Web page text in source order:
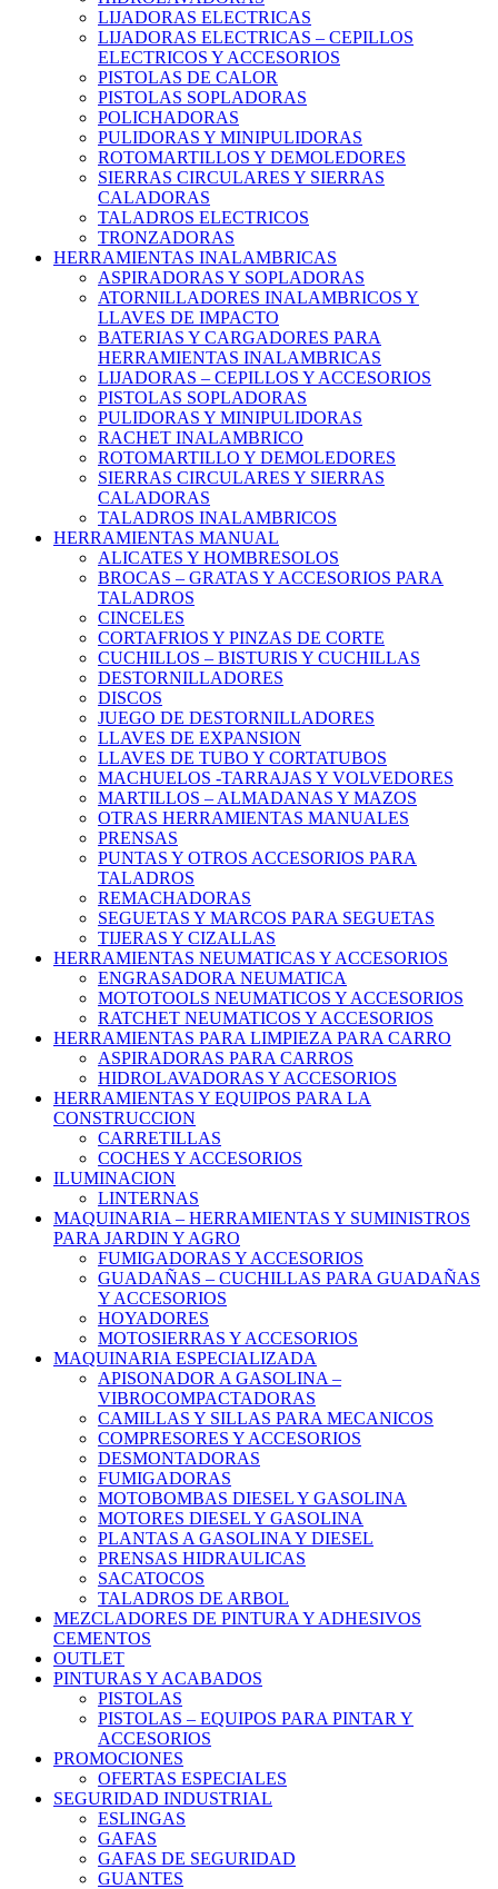
LIJADORAS ELECTRICAS
LIJADORAS ELECTRICAS – CEPILLOS
ELECTRICOS Y ACCESORIOS
PISTOLAS DE CALOR
PISTOLAS SOPLADORAS
POLICHADORAS
PULIDORAS Y MINIPULIDORAS
ROTOMARTILLOS Y DEMOLEDORES
SIERRAS CIRCULARES Y SIERRAS
CALADORAS
TALADROS ELECTRICOS
TRONZADORAS
HERRAMIENTAS INALAMBRICAS
ASPIRADORAS Y SOPLADORAS
ATORNILLADORES INALAMBRICOS Y
LLAVES DE IMPACTO
BATERIAS Y CARGADORES PARA
HERRAMIENTAS INALAMBRICAS
LIJADORAS – CEPILLOS Y ACCESORIOS
PISTOLAS SOPLADORAS
PULIDORAS Y MINIPULIDORAS
RACHET INALAMBRICO
ROTOMARTILLO Y DEMOLEDORES
SIERRAS CIRCULARES Y SIERRAS
CALADORAS
TALADROS INALAMBRICOS
HERRAMIENTAS MANUAL
ALICATES Y HOMBRESOLOS
BROCAS – GRATAS Y ACCESORIOS PARA
TALADROS
CINCELES
CORTAFRIOS Y PINZAS DE CORTE
CUCHILLOS – BISTURIS Y CUCHILLAS
DESTORNILLADORES
DISCOS
JUEGO DE DESTORNILLADORES
LLAVES DE EXPANSION
LLAVES DE TUBO Y CORTATUBOS
MACHUELOS -TARRAJAS Y VOLVEDORES
MARTILLOS – ALMADANAS Y MAZOS
OTRAS HERRAMIENTAS MANUALES
PRENSAS
PUNTAS Y OTROS ACCESORIOS PARA
TALADROS
REMACHADORAS
SEGUETAS Y MARCOS PARA SEGUETAS
TIJERAS Y CIZALLAS
HERRAMIENTAS NEUMATICAS Y ACCESORIOS
ENGRASADORA NEUMATICA
MOTOTOOLS NEUMATICOS Y ACCESORIOS
RATCHET NEUMATICOS Y ACCESORIOS
HERRAMIENTAS PARA LIMPIEZA PARA CARRO
ASPIRADORAS PARA CARROS
HIDROLAVADORAS Y ACCESORIOS
HERRAMIENTAS Y EQUIPOS PARA LA
CONSTRUCCION
CARRETILLAS
COCHES Y ACCESORIOS
ILUMINACION
LINTERNAS
MAQUINARIA – HERRAMIENTAS Y SUMINISTROS
PARA JARDIN Y AGRO
FUMIGADORAS Y ACCESORIOS
GUADAÑAS – CUCHILLAS PARA GUADAÑAS
Y ACCESORIOS
HOYADORES
MOTOSIERRAS Y ACCESORIOS
MAQUINARIA ESPECIALIZADA
APISONADOR A GASOLINA –
VIBROCOMPACTADORAS
CAMILLAS Y SILLAS PARA MECANICOS
COMPRESORES Y ACCESORIOS
DESMONTADORAS
FUMIGADORAS
MOTOBOMBAS DIESEL Y GASOLINA
MOTORES DIESEL Y GASOLINA
PLANTAS A GASOLINA Y DIESEL
PRENSAS HIDRAULICAS
SACATOCOS
TALADROS DE ARBOL
MEZCLADORES DE PINTURA Y ADHESIVOS
CEMENTOS
OUTLET
PINTURAS Y ACABADOS
PISTOLAS
PISTOLAS – EQUIPOS PARA PINTAR Y
ACCESORIOS
PROMOCIONES
OFERTAS ESPECIALES
SEGURIDAD INDUSTRIAL
ESLINGAS
GAFAS
GAFAS DE SEGURIDAD
GUANTES